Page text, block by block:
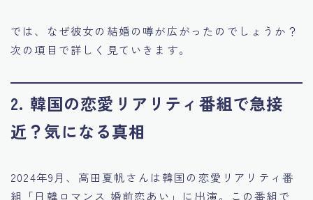
では、なぜ彼女の結婚の噂が広がったのでしょうか？
次の項目で詳しく見ていきます。
2. 韓国の恋愛リアリティ番組で急接
近？気になる真相
2024年9月、高田夏帆さんは韓国の恋愛リアリティ番
組「日韓ロマンス 婚前恋あい」に出演。この番組で